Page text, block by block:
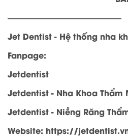
——————————————
Jet Dentist - Hệ thống nha
Fanpage:
Jetdentist
Jetdentist - Nha Khoa Thẩm
Jetdentist - Niềng Răng
Website: https://